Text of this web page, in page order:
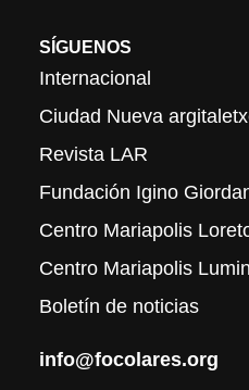
SÍGUENOS
Internacional
Ciudad Nueva
Revista LAR
Fundación Igino
Centro Mariapolis
Centro Mariapolis
Boletín de noticias
info@focolares.org